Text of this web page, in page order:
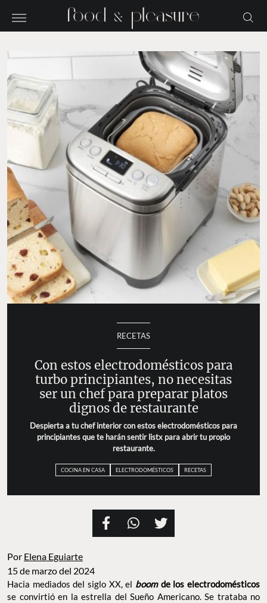
RECETAS
Con estos electrodomésticos para
turbo principiantes, no necesitas
ser un chef para preparar platos
dignos de restaurante
Despierta a tu chef interior con estos electrodomésticos para
principiantes que te harán sentir listx para abrir tu propio
restaurante.
COCINA EN CASA ELECTRODOMÉSTICOS RECETAS
Por Elena Eguiarte
15 de marzo del 2024
Hacia mediados del siglo XX, el boom de los electrodomésticos
se convirtió en la estrella del Sueño Americano. Se trataba no